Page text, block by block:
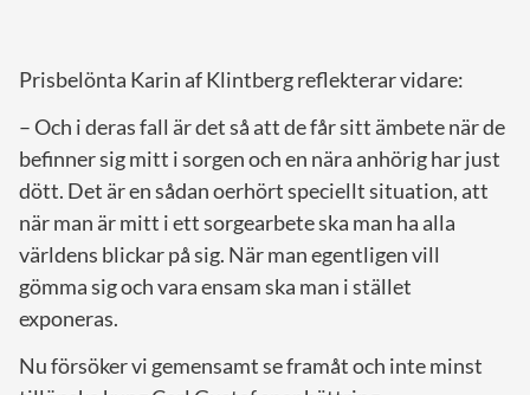
Prisbelönta Karin af Klintberg reflekterar vidare:
– Och i deras fall är det så att de får sitt ämbete när de
befinner sig mitt i sorgen och en nära anhörig har just
dött. Det är en sådan oerhört speciellt situation, att
när man är mitt i ett sorgearbete ska man ha alla
världens blickar på sig. När man egentligen vill
gömma sig och vara ensam ska man i stället
exponeras.
Nu försöker vi gemensamt se framåt och inte minst